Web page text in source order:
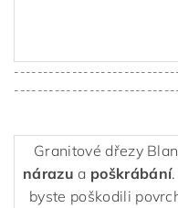
Granitové dřezy
nárazu a poškrábání
byste poškodili